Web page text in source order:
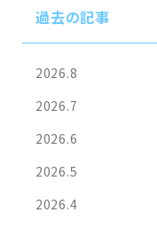
過去の記事
2026.8
2026.7
2026.6
2026.5
2026.4